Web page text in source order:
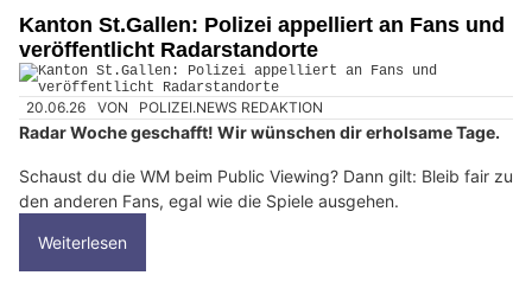
Kanton St.Gallen: Polizei appelliert an Fans und
veröffentlicht Radarstandorte
20.06.26 VON POLIZEI.NEWS REDAKTION
Radar Woche geschafft! Wir wünschen dir erholsame Tage.
Schaust du die WM beim Public Viewing? Dann gilt: Bleib fair zu
den anderen Fans, egal wie die Spiele ausgehen.
Weiterlesen